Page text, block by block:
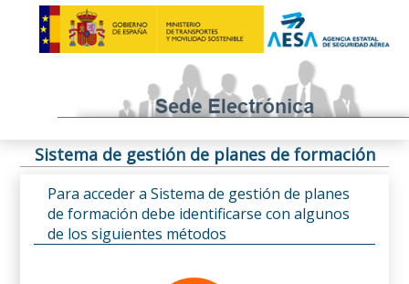
Sistema de gestión de planes de formación
Para acceder a Sistema de gestión de planes
de formación debe identificarse con algunos
de los siguientes métodos